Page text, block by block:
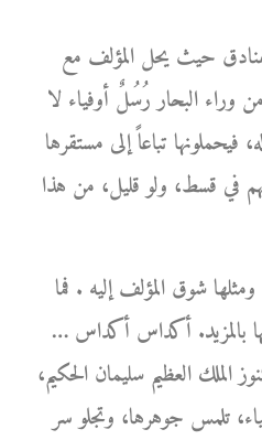
حيث يحل المؤلف مع
البحار رُسُلٌ أوفياء لا
فيحملونها تباعاً إلى مستقرها
في قسط، ولو قليل، من هذا
شوق المؤلف إليه . فما
بالمزيد. أكداس أكداس …
الملك العظيم سليمان الحكيم،
تلمس جوهرها، وتجلو سر